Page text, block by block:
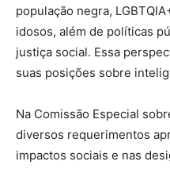
população negra,
idosos, além de políticas
justiça social. Essa
suas posições sobre
Na Comissão Especial
diversos requerimentos
impactos sociais e nas